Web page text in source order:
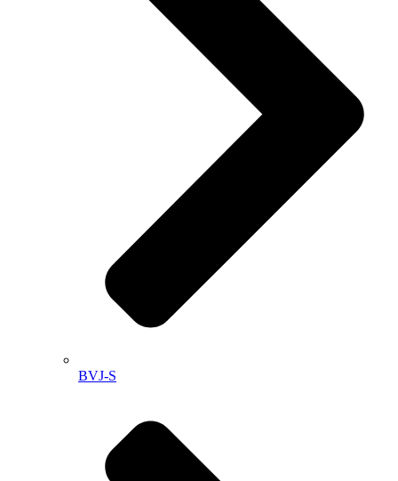
BVJ-S